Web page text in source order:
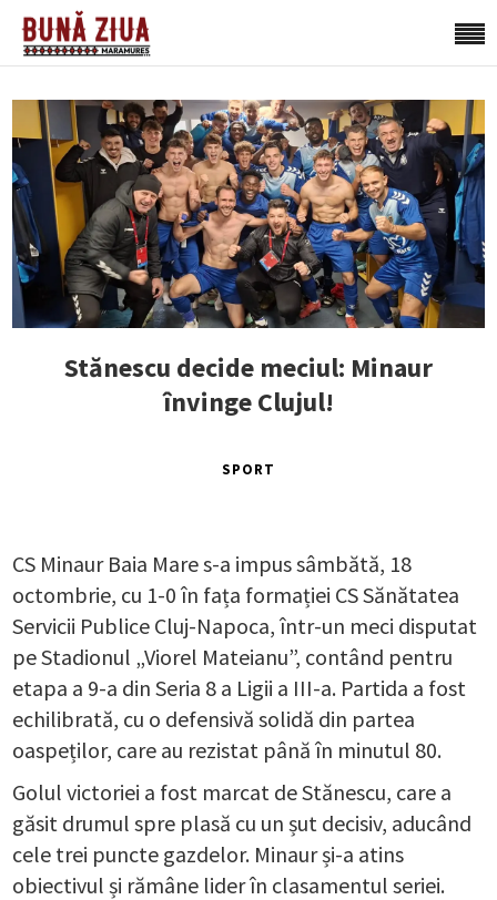
Stănescu decide meciul: Minaur
învinge Clujul!
SPORT
CS Minaur Baia Mare s-a impus sâmbătă, 18
octombrie, cu 1-0 în fața formației CS Sănătatea
Servicii Publice Cluj-Napoca, într-un meci disputat
pe Stadionul „Viorel Mateianu”, contând pentru
etapa a 9-a din Seria 8 a Ligii a III-a. Partida a fost
echilibrată, cu o defensivă solidă din partea
oaspeților, care au rezistat până în minutul 80.
Golul victoriei a fost marcat de Stănescu, care a
găsit drumul spre plasă cu un șut decisiv, aducând
cele trei puncte gazdelor. Minaur și-a atins
obiectivul și rămâne lider în clasamentul seriei.